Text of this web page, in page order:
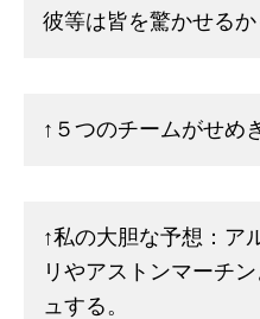
彼等は皆を驚かせるか
↑５つのチームがせめ
↑私の大胆な予想：ア
リやアストンマーチ
ュする。